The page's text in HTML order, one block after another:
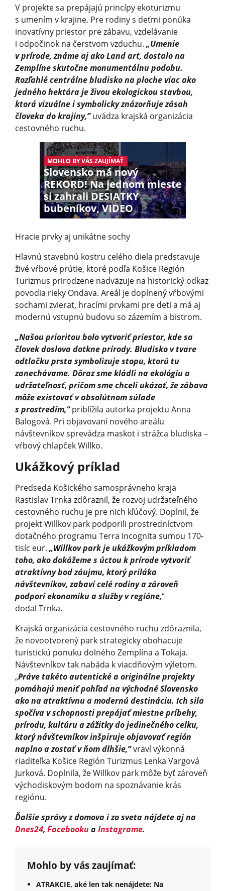
V projekte sa prepájajú princípy ekoturizmu
s umením v krajine. Pre rodiny s deťmi ponúka
inovatívny priestor pre zábavu, vzdelávanie
i odpočinok na čerstvom vzduchu. „Umenie
v prírode, známe aj ako Land art, dostalo na
Zemplíne skutočne monumentálnu podobu.
Rozľahlé centrálne bludisko na ploche viac ako
jedného hektára je živou ekologickou stavbou,
ktorá vizuálne i symbolicky znázorňuje zásah
človeka do krajiny,”uvádza krajská organizácia
cestovného ruchu.
MOHLO BY VÁS ZAUJÍMAŤ
Slovensko má nový
REKORD! Na jednom mieste
si zahrali DESIATKY
bubeníkov, VIDEO
Hracie prvky aj unikátne sochy
Hlavnú stavebnú kostru celého diela predstavuje
živé vŕbové prútie, ktoré podľa Košice Región
Turizmus prirodzene nadväzuje na historický odkaz
povodia rieky Ondava. Areál je doplnený vŕbovými
sochami zvierat, hracími prvkami pre deti a má aj
modernú vstupnú budovu so zázemím a bistrom.
„Našou prioritou bolo vytvoriť priestor, kde sa
človek doslova dotkne prírody. Bludisko v tvare
odtlačku prsta symbolizuje stopu, ktorú tu
zanechávame. Dôraz sme kládli na ekológiu a
udržateľnosť, pričom sme chceli ukázať, že zábava
môže existovať v absolútnom súlade
s prostredím,“priblížila autorka projektu Anna
Balogová. Pri objavovaní nového areálu
návštevníkov sprevádza maskot i strážca bludiska –
vŕbový chlapček Willko.
Ukážkový príklad
Predseda Košického samosprávneho kraja
Rastislav Trnka zdôraznil, že rozvoj udržateľného
cestovného ruchu je pre nich kľúčový. Doplnil, že
projekt Willkov park podporili prostredníctvom
dotačného programu Terra Incognita sumou 170-
tisíc eur. „Willkov park je ukážkovým príkladom
toho, ako dokážeme s úctou k prírode vytvoriť
atraktívny bod záujmu, ktorý priláka
návštevníkov, zabaví celé rodiny a zároveň
podporí ekonomiku a služby v regióne,“
dodal Trnka.
Krajská organizácia cestovného ruchu zdôraznila,
že novootvorený park strategicky obohacuje
turistickú ponuku dolného Zemplína a Tokaja.
Návštevníkov tak nabáda k viacdňovým výletom.
„Práve takéto autentické a originálne projekty
pomáhajú meniť pohľad na východné Slovensko
ako na atraktívnu a modernú destináciu. Ich sila
spočíva v schopnosti prepájať miestne príbehy,
prírodu, kultúru a zážitky do jedinečného celku,
ktorý návštevníkov inšpiruje objavovať región
naplno a zostať v ňom dlhšie,“vraví výkonná
riaditeľka Košice Región Turizmus Lenka Vargová
Jurková. Doplnila, že Willkov park môže byť zároveň
východiskovým bodom na spoznávanie krás
regiónu.
Ďalšie správy z domova i zo sveta nájdete aj na
Dnes24, FacebookuaInstagrame.
Mohlo by vás zaujímať:
ATRAKCIE, aké len tak nenájdete: Na